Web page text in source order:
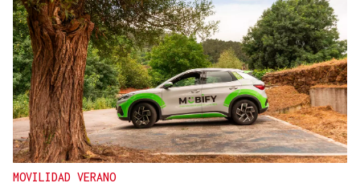
MOVILIDAD VERANO